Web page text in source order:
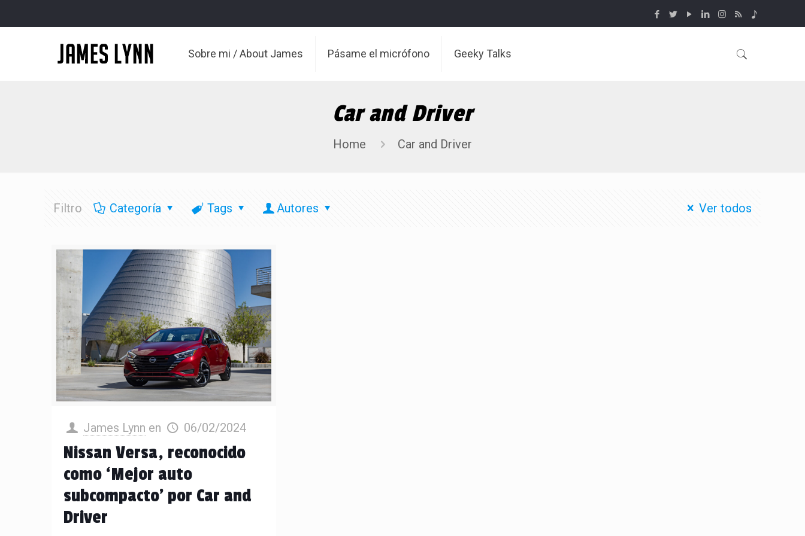
Sobre mi / About James Pásame el micrófono Geeky Talks
Car and Driver
Home Car and Driver
Filtro Categoría Tags Autores Ver todos
James Lynn en 06/02/2024
Nissan Versa, reconocido
como ‘Mejor auto
subcompacto’ por Car and
Driver